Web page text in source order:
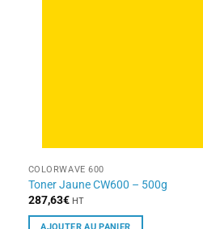
COLORWAVE 600
Toner Jaune CW600 – 500g
287,63€ HT
AJOUTER AU PANIER